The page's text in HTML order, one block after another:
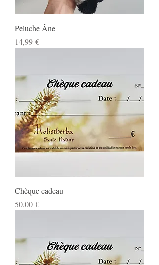
Peluche Âne
Prix
14,99 €
Chèque cadeau
Prix
50,00 €